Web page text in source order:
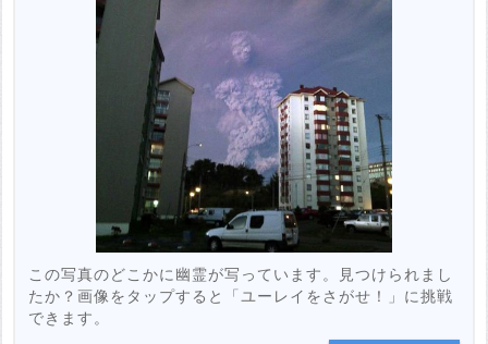
この写真のどこかに幽霊が写っています。見つけられまし
たか？画像をタップすると「ユーレイをさがせ！」に挑戦
できます。